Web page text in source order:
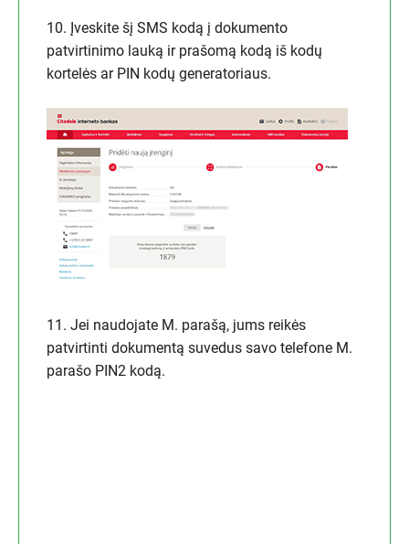
10. Įveskite šį SMS kodą į dokumento
patvirtinimo lauką ir prašomą kodą iš kodų
kortelės ar PIN kodų generatoriaus.
11. Jei naudojate M. parašą, jums reikės
patvirtinti dokumentą suvedus savo telefone M.
parašo PIN2 kodą.